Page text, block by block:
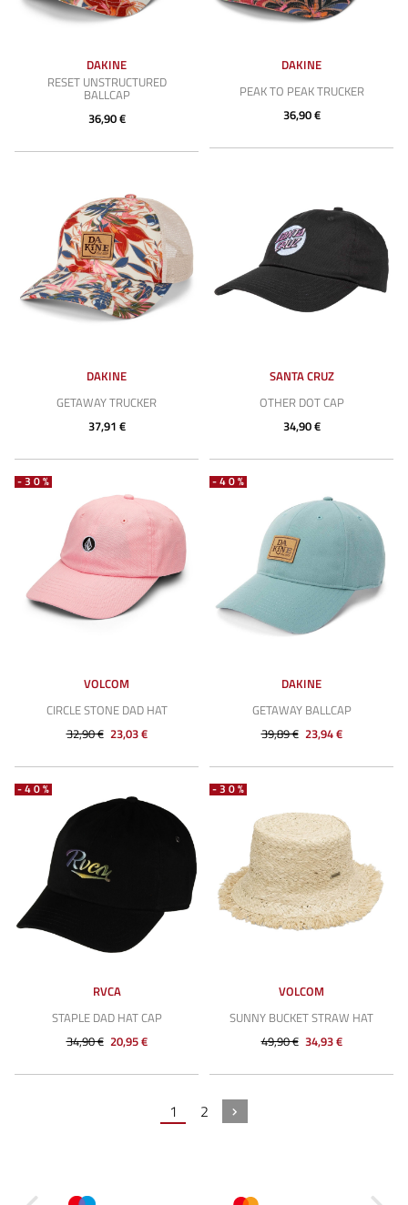
DAKINE
RESET UNSTRUCTURED
BALLCAP
36,90 €
DAKINE
PEAK TO PEAK TRUCKER
36,90 €
DAKINE
GETAWAY TRUCKER
37,91 €
SANTA CRUZ
OTHER DOT CAP
34,90 €
-30%
VOLCOM
CIRCLE STONE DAD HAT
32,90 € 23,03 €
-40%
DAKINE
GETAWAY BALLCAP
39,89 € 23,94 €
-40%
RVCA
STAPLE DAD HAT CAP
34,90 € 20,95 €
-30%
VOLCOM
SUNNY BUCKET STRAW HAT
49,90 € 34,93 €
1 2